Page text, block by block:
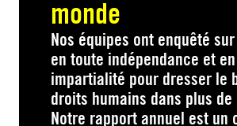
monde
Nos équipes ont enquêté
en toute indépendance et
impartialité pour dresser le
droits humains dans plus de
Notre rapport annuel est un